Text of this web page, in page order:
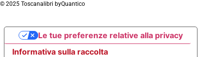
© 2025 Toscanalibri byQuantico
Informativa sulla raccolta
Le tue preferenze relative alla privacy